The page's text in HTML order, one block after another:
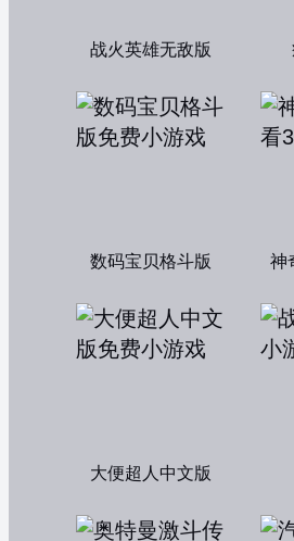
战火英雄无敌版
数码宝贝格斗版 神
大便超人中文版